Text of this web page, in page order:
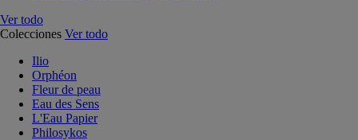
Ver todo
Colecciones Ver todo
Ilio
Orphéon
Fleur de peau
Eau des Sens
L'Eau Papier
Philosykos